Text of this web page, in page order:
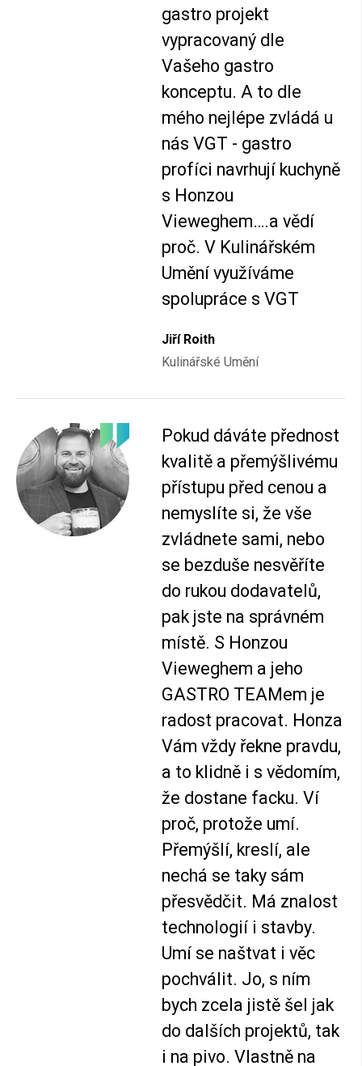
gastro projekt
vypracovaný dle
Vašeho gastro
konceptu. A to dle
mého nejlépe zvládá u
nás VGT - gastro
profíci navrhují kuchyně
s Honzou
Vieweghem….a vědí
proč. V Kulinářském
Umění využíváme
spolupráce s VGT
Jiří Roith
Kulinářské Umění
Pokud dáváte přednost
kvalitě a přemýšlivému
přístupu před cenou a
nemyslíte si, že vše
zvládnete sami, nebo
se bezduše nesvěříte
do rukou dodavatelů,
pak jste na správném
místě. S Honzou
Vieweghem a jeho
GASTRO TEAMem je
radost pracovat. Honza
Vám vždy řekne pravdu,
a to klidně i s vědomím,
že dostane facku. Ví
proč, protože umí.
Přemýšlí, kreslí, ale
nechá se taky sám
přesvědčit. Má znalost
technologií i stavby.
Umí se naštvat i věc
pochválit. Jo, s ním
bych zcela jistě šel jak
do dalších projektů, tak
i na pivo. Vlastně na